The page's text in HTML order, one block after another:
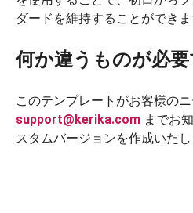
ダードを維持することができま
何か違うものが必要
このテンプレートがお客様の
support@kerika.com までお
スタムバージョンを作成いたし